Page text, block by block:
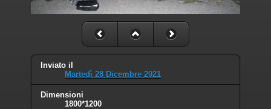
Inviato il
Martedì 28 Dicembre 2021
Dimensioni
1800*1200